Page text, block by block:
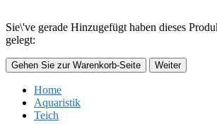
Sie\'ve gerade Hinzugefügt haben dieses
gelegt:
Gehen Sie zur Warenkorb-Seite Weiter
Home
Aquaristik
Teich